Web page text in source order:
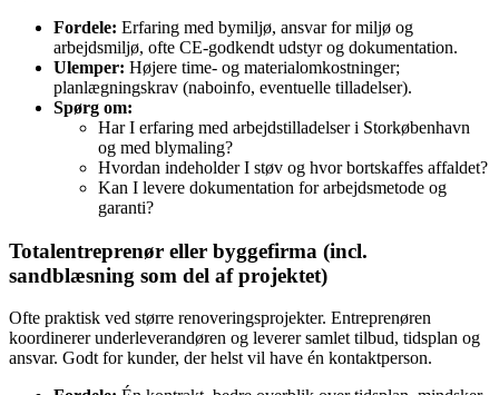
Fordele: Erfaring med bymiljø, ansvar for miljø og
arbejdsmiljø, ofte CE‑godkendt udstyr og dokumentation.
Ulemper: Højere time- og materialomkostninger;
planlægningskrav (naboinfo, eventuelle tilladelser).
Spørg om:
Har I erfaring med arbejdstilladelser i Storkøbenhavn
og med blymaling?
Hvordan indeholder I støv og hvor bortskaffes affaldet?
Kan I levere dokumentation for arbejdsmetode og
garanti?
Totalentreprenør eller byggefirma (incl.
sandblæsning som del af projektet)
Ofte praktisk ved større renoveringsprojekter. Entreprenøren
koordinerer underleverandøren og leverer samlet tilbud, tidsplan og
ansvar. Godt for kunder, der helst vil have én kontaktperson.